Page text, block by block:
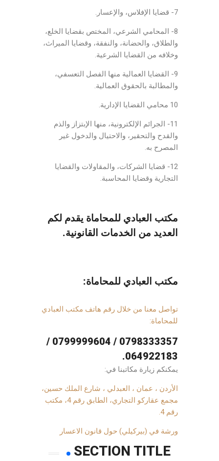
7- قضايا الإفلاس، والإعسار.
8- المحامي الشرعي، المختص بقضايا الخلع،
والطلاق، والحضانة، والنفقة، وقضايا الميراث،
وخلافه من القضايا الشرعية.
9- القضايا العمالية منها الفصل التعسفي،
والمطالبة بالحقوق العمالية.
10 محامي القضايا الإدارية.
11- الجرائم الإلكترونية، منها الإبتزاز والذم
والقدح والتحقير، والاحتيال والدخول غير
المصرح به.
12- قضايا الشركات، والمقاولات والقضايا
التجارية وقضايا المحاسبة.
مكتب العبادي للمحاماة يقدم لكم
العديد من الخدمات القانونية.
مكتب العبادي للمحاماة:
تواصل معنا من خلال رقم هاتف مكتب العبادي
للمحاماة:
0798333357 / 0799999604 /
064922183.
يمكنكم زيارة مكاتبنا في:
الأردن ، عمان ، العبدلي ، شارع الملك حسين،
مجمع عقاركو التجاري، الطابق رقم 4، مكتب
رقم 4.
ورشة في (بيركيلي) حول قانون الاعسار
SECTION TITLE